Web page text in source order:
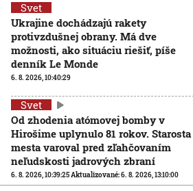
Svet
Ukrajine dochádzajú rakety
protivzdušnej obrany. Má dve
možnosti, ako situáciu riešiť, píše
denník Le Monde
6. 8. 2026, 10:40:29
Svet
Od zhodenia atómovej bomby v
Hirošime uplynulo 81 rokov. Starosta
mesta varoval pred zľahčovaním
neľudskosti jadrových zbraní
6. 8. 2026, 10:39:25Aktualizované:6. 8. 2026, 13:10:00